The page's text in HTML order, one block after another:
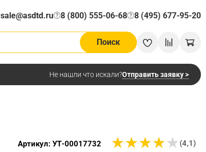
sale@asdtd.ru 8 (800) 555-06-68
? 8 (495) 677-95-20
?
Поиск
Не нашли что искали?Отправить заявку >
★★★★★
★★★★★ (4,1)
Артикул: УТ-00017732